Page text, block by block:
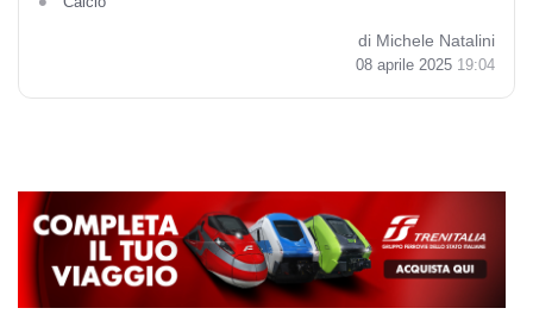
di Michele Natalini
08 aprile 2025 19:04